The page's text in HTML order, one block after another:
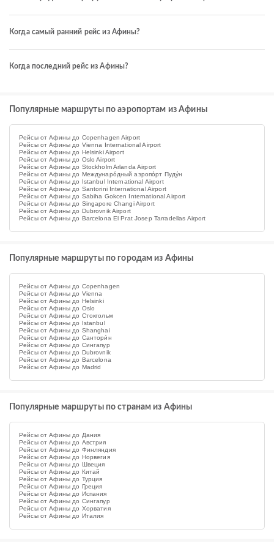
Когда самый ранний рейс из Афины?
Когда последний рейс из Афины?
Популярные маршруты по аэропортам из Афины
Рейсы от Афины до Copenhagen Airport
Рейсы от Афины до Vienna International Airport
Рейсы от Афины до Helsinki Airport
Рейсы от Афины до Oslo Airport
Рейсы от Афины до Stockholm Arlanda Airport
Рейсы от Афины до Междунаро́дный аэропо́рт Пуду́н
Рейсы от Афины до Istanbul International Airport
Рейсы от Афины до Santorini International Airport
Рейсы от Афины до Sabiha Gokcen International Airport
Рейсы от Афины до Singapore Changi Airport
Рейсы от Афины до Dubrovnik Airport
Рейсы от Афины до Barcelona El Prat Josep Tarradellas Airport
Популярные маршруты по городам из Афины
Рейсы от Афины до Copenhagen
Рейсы от Афины до Vienna
Рейсы от Афины до Helsinki
Рейсы от Афины до Oslo
Рейсы от Афины до Стокгольм
Рейсы от Афины до Istanbul
Рейсы от Афины до Shanghai
Рейсы от Афины до Сантори́н
Рейсы от Афины до Сингапур
Рейсы от Афины до Dubrovnik
Рейсы от Афины до Barcelona
Рейсы от Афины до Madrid
Популярные маршруты по странам из Афины
Рейсы от Афины до Дания
Рейсы от Афины до Австрия
Рейсы от Афины до Финляндия
Рейсы от Афины до Норвегия
Рейсы от Афины до Швеция
Рейсы от Афины до Китай
Рейсы от Афины до Турция
Рейсы от Афины до Греция
Рейсы от Афины до Испания
Рейсы от Афины до Сингапур
Рейсы от Афины до Хорватия
Рейсы от Афины до Италия